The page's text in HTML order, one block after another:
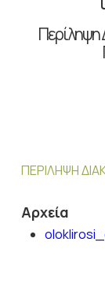
ΠΕΡΙΛΗΨΗ
Αρχεία